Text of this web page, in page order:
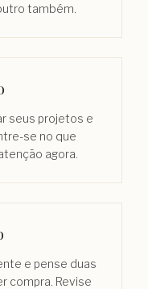
também.
seus projetos e
se no que
agora.
e pense duas
compra. Revise